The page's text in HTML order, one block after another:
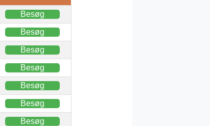
Besøg
Besøg
Besøg
Besøg
Besøg
Besøg
Besøg